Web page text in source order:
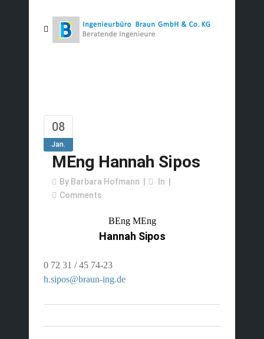
08
Jan.
MEng Hannah Sipos
By Barbara Hofmann
In
Comments
BEng MEng
Hannah Sipos
0 72 31 / 45 74-23
h.sipos@braun-ing.de